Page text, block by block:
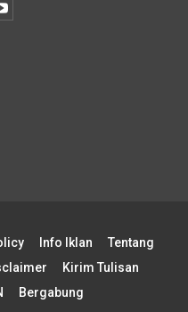
Info Iklan
Tentang
Kirim Tulisan
Bergabung